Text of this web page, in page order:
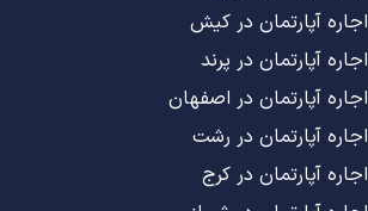
اجاره آپارتمان در کیش
اجاره آپارتمان در پرند
اجاره آپارتمان در اصفهان
اجاره آپارتمان در رشت
اجاره آپارتمان در کرج